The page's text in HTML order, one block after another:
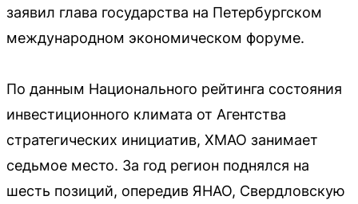
заявил глава государства на Петербургском
международном экономическом форуме.
По данным Национального рейтинга состояния
инвестиционного климата от Агентства
стратегических инициатив, ХМАО занимает
седьмое место. За год регион поднялся на
шесть позиций, опередив ЯНАО, Свердловскую